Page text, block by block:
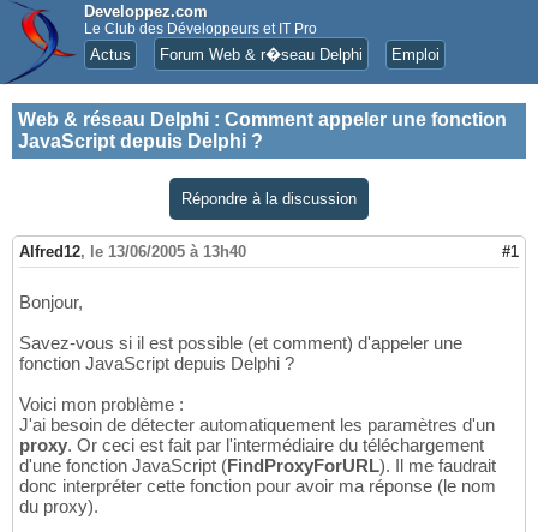
Developpez.com
Le Club des Développeurs et IT Pro
Actus Forum Web & r�seau Delphi Emploi
Web & réseau Delphi : Comment appeler une fonction
JavaScript depuis Delphi ?
Répondre à la discussion
Alfred12, le 13/06/2005 à 13h40 #1
Bonjour,
Savez-vous si il est possible (et comment) d'appeler une
fonction JavaScript depuis Delphi ?
Voici mon problème :
J'ai besoin de détecter automatiquement les paramètres d'un
proxy. Or ceci est fait par l'intermédiaire du téléchargement
d'une fonction JavaScript (FindProxyForURL). Il me faudrait
donc interpréter cette fonction pour avoir ma réponse (le nom
du proxy).